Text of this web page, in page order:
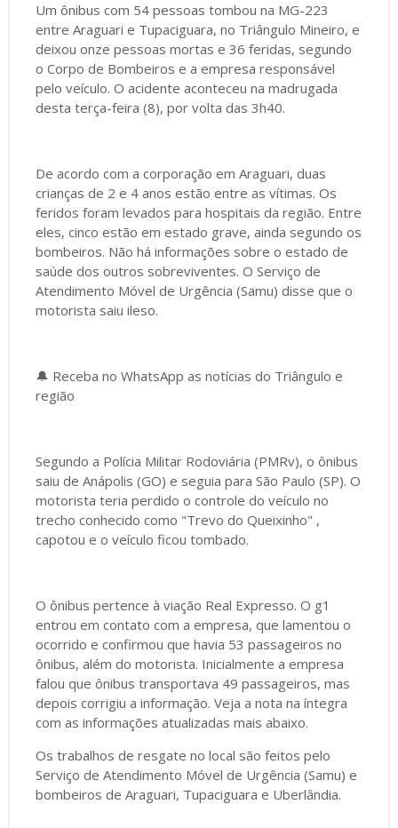
Um ônibus com 54 pessoas tombou na MG-223
entre Araguari e Tupaciguara, no Triângulo Mineiro, e
deixou onze pessoas mortas e 36 feridas, segundo
o Corpo de Bombeiros e a empresa responsável
pelo veículo. O acidente aconteceu na madrugada
desta terça-feira (8), por volta das 3h40.
De acordo com a corporação em Araguari, duas
crianças de 2 e 4 anos estão entre as vítimas. Os
feridos foram levados para hospitais da região. Entre
eles, cinco estão em estado grave, ainda segundo os
bombeiros. Não há informações sobre o estado de
saúde dos outros sobreviventes. O Serviço de
Atendimento Móvel de Urgência (Samu) disse que o
motorista saiu ileso.
🔔 Receba no WhatsApp as notícias do Triângulo e
região
Segundo a Polícia Militar Rodoviária (PMRv), o ônibus
saiu de Anápolis (GO) e seguia para São Paulo (SP). O
motorista teria perdido o controle do veículo no
trecho conhecido como "Trevo do Queixinho" ,
capotou e o veículo ficou tombado.
O ônibus pertence à viação Real Expresso. O g1
entrou em contato com a empresa, que lamentou o
ocorrido e confirmou que havia 53 passageiros no
ônibus, além do motorista. Inicialmente a empresa
falou que ônibus transportava 49 passageiros, mas
depois corrigiu a informação. Veja a nota na íntegra
com as informações atualizadas mais abaixo.
Os trabalhos de resgate no local são feitos pelo
Serviço de Atendimento Móvel de Urgência (Samu) e
bombeiros de Araguari, Tupaciguara e Uberlândia.